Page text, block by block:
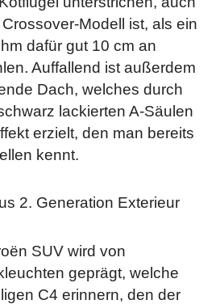
Modell ist, als ein
dafür gut 10 cm an
Auffallend ist außerdem
Dach, welches durch
lackierten A-Säulen
erzielt, den man bereits
kennt.
SUV wird von
geprägt, welche
C4 erinnern, den der